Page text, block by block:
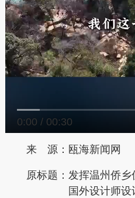
0:00 / 00:30
来 源：瓯海新闻网
原标题： 发挥温州侨乡
国外设计师设